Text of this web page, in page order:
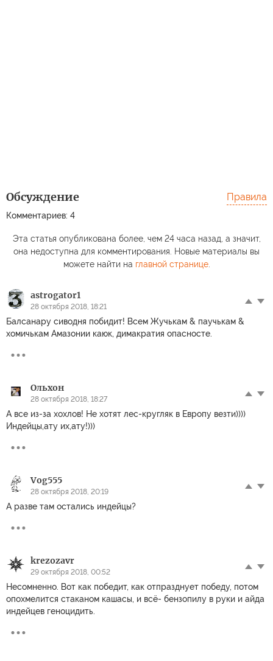
Обсуждение
Комментариев: 4
Правила
Эта статья опубликована более, чем 24 часа назад, а значит,
она недоступна для комментирования. Новые материалы вы
можете найти на главной странице.
astrogator1
28 октября 2018, 18:21
Балсанару сиводня побидит! Всем Жучькам & паучькам &
хомичькам Амазонии каюк, димакратия опасносте.
Ольхон
28 октября 2018, 18:27
А все из-за хохлов! Не хотят лес-кругляк в Европу везти))))
Индейцы,ату их,ату!)))
Vog555
28 октября 2018, 20:19
А разве там остались индейцы?
krezozavr
29 октября 2018, 00:52
Несомненно. Вот как победит, как отпразднует победу, потом
опохмелится стаканом кашасы, и всё- бензопилу в руки и айда
индейцев геноцидить.